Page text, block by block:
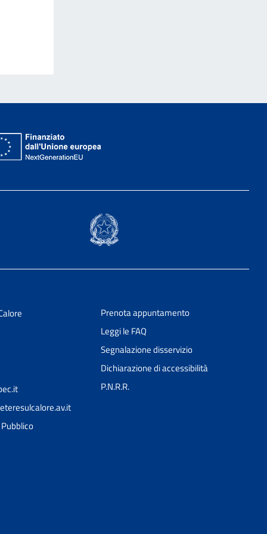
Prenota appuntamento
Leggi le FAQ
Segnalazione disservizio
Dichiarazione di accessibilità
P.N.R.R.